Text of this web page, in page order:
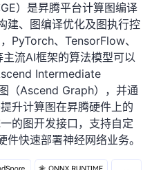
GE） 是昇腾平台计算图编译
建、图编译优化及图执行控
PyTorch、 TensorFlow、
主流AI框架的算法模型可以
Intermediate
（Ascend Graph），并通
升计算图在昇腾硬件上的
的图开发接口，支持自定
件快速部署神经网络业务。